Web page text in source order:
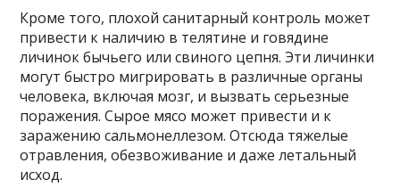
Кроме того, плохой санитарный контроль может
привести к наличию в телятине и говядине
личинок бычьего или свиного цепня. Эти личинки
могут быстро мигрировать в различные органы
человека, включая мозг, и вызвать серьезные
поражения. Сырое мясо может привести и к
заражению сальмонеллезом. Отсюда тяжелые
отравления, обезвоживание и даже летальный
исход.